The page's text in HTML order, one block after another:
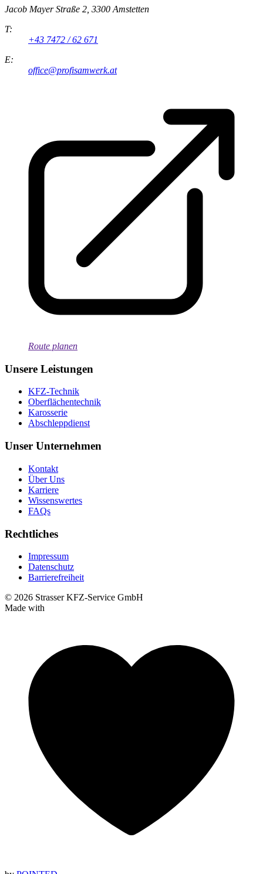
Jacob Mayer Straße 2, 3300 Amstetten
T:
+43 7472 / 62 671
E:
office@profisamwerk.at
Route planen
Unsere Leistungen
KFZ-Technik
Oberflächentechnik
Karosserie
Abschleppdienst
Unser Unternehmen
Kontakt
Über Uns
Karriere
Wissenswertes
FAQs
Rechtliches
Impressum
Datenschutz
Barrierefreiheit
© 2026 Strasser KFZ-Service GmbH
Made with